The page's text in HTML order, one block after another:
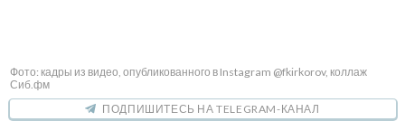
Фото: кадры из видео, опубликованного в Instagram @fkirkorov, коллаж
Сиб.фм
ПОДПИШИТЕСЬ НА TELEGRAM-КАНАЛ